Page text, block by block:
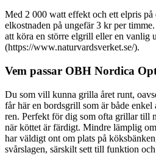
Med 2 000 watt effekt och ett elpris
elkostnaden på ungefär 3 kr per
att köra en större elgrill eller en vanlig
(https://www.naturvardsverket.se/).
Vem passar OBH Nordica
Du som vill kunna grilla året runt,
får här en bordsgrill som är både enkel
ren. Perfekt för dig som ofta grillar till
när köttet är färdigt. Mindre lämplig
har väldigt ont om plats på
svårslagen, särskilt sett till funktion